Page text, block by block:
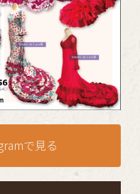
で見る